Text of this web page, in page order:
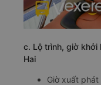
c. Lộ trình, giờ khởi
Hai
Giờ xuất phát